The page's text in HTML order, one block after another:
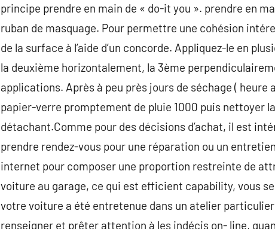
principe prendre en main de « do-it you ». prendre en
ruban de masquage. Pour permettre une cohésion
de la surface à l’aide d’un concorde. Appliquez-le en
la deuxième horizontalement, la 3ème
applications. Après à peu près jours de séchage ( heure
papier-verre promptement de pluie 1000 puis nettoyer la
détachant.Comme pour des décisions d’achat, il est
prendre rendez-vous pour une réparation ou un
internet pour composer une proportion restreinte de
voiture au garage, ce qui est efficient capability, vous
votre voiture a été entretenue dans un atelier
renseigner et prêter attention à les indécis on- line,